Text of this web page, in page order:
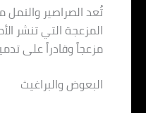
تُعد الصراصير والنمل
المزعجة التي تنشر
مزعجاً وقادراً على
البعوض والبراغيث